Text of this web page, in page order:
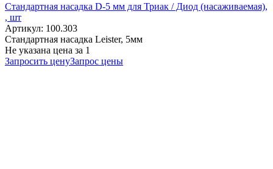
Стандартная насадка D-5 мм для Триак / Диод (насаживаемая),
, шт
Артикул: 100.303
Стандартная насадка Leister, 5мм
Не указана цена за 1
Запросить ценуЗапрос цены